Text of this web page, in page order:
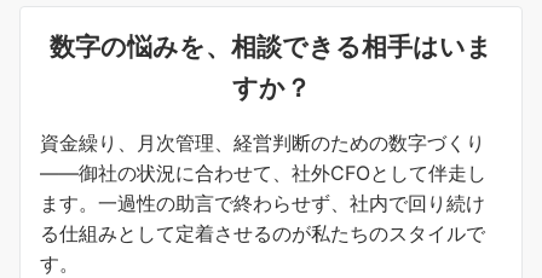
数字の悩みを、相談できる相手はいま
すか？
資金繰り、月次管理、経営判断のための数字づくり
——御社の状況に合わせて、社外CFOとして伴走し
ます。一過性の助言で終わらせず、社内で回り続け
る仕組みとして定着させるのが私たちのスタイルで
す。